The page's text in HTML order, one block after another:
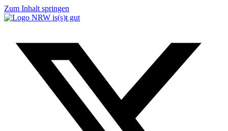
Zum Inhalt springen